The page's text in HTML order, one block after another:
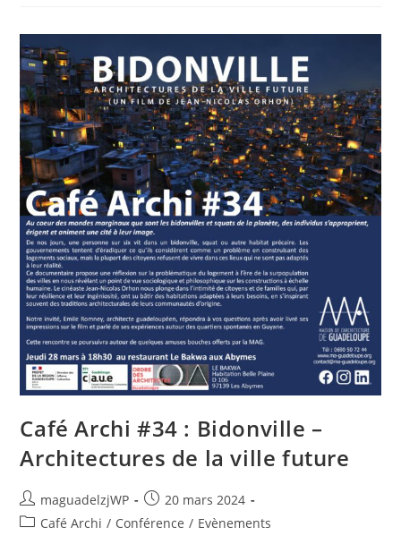
23
24
Mai
2024
Café Archi #34 : Bidonville –
Architectures de la ville future
Auteur/autrice
de
maguadelzjWP
Publication
publiée :
20 mars 2024
PostCafé Archi / Conférence / Evènements